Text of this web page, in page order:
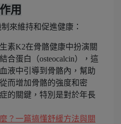
用
來維持和促進健康：
生素K2在骨骼健康中扮演關
合蛋白（osteocalcin），這
液中引導到骨骼內，幫助
而增加骨骼的強度和密
的關鍵，特別是對於年長
？一篇搞懂舒緩方法與關